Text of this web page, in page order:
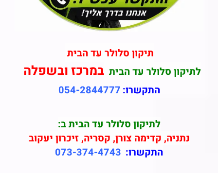
תיקון סלולר עד הבית
לתיקון סלולר עד הביתבמרכז ובשפלה
התקשרו: 054-2844777
לתיקון סלולר עד הבית ב:
נתניה, קדימה צורן, קסריה, זיכרון יעקוב
התקשרו: 073-374-4743